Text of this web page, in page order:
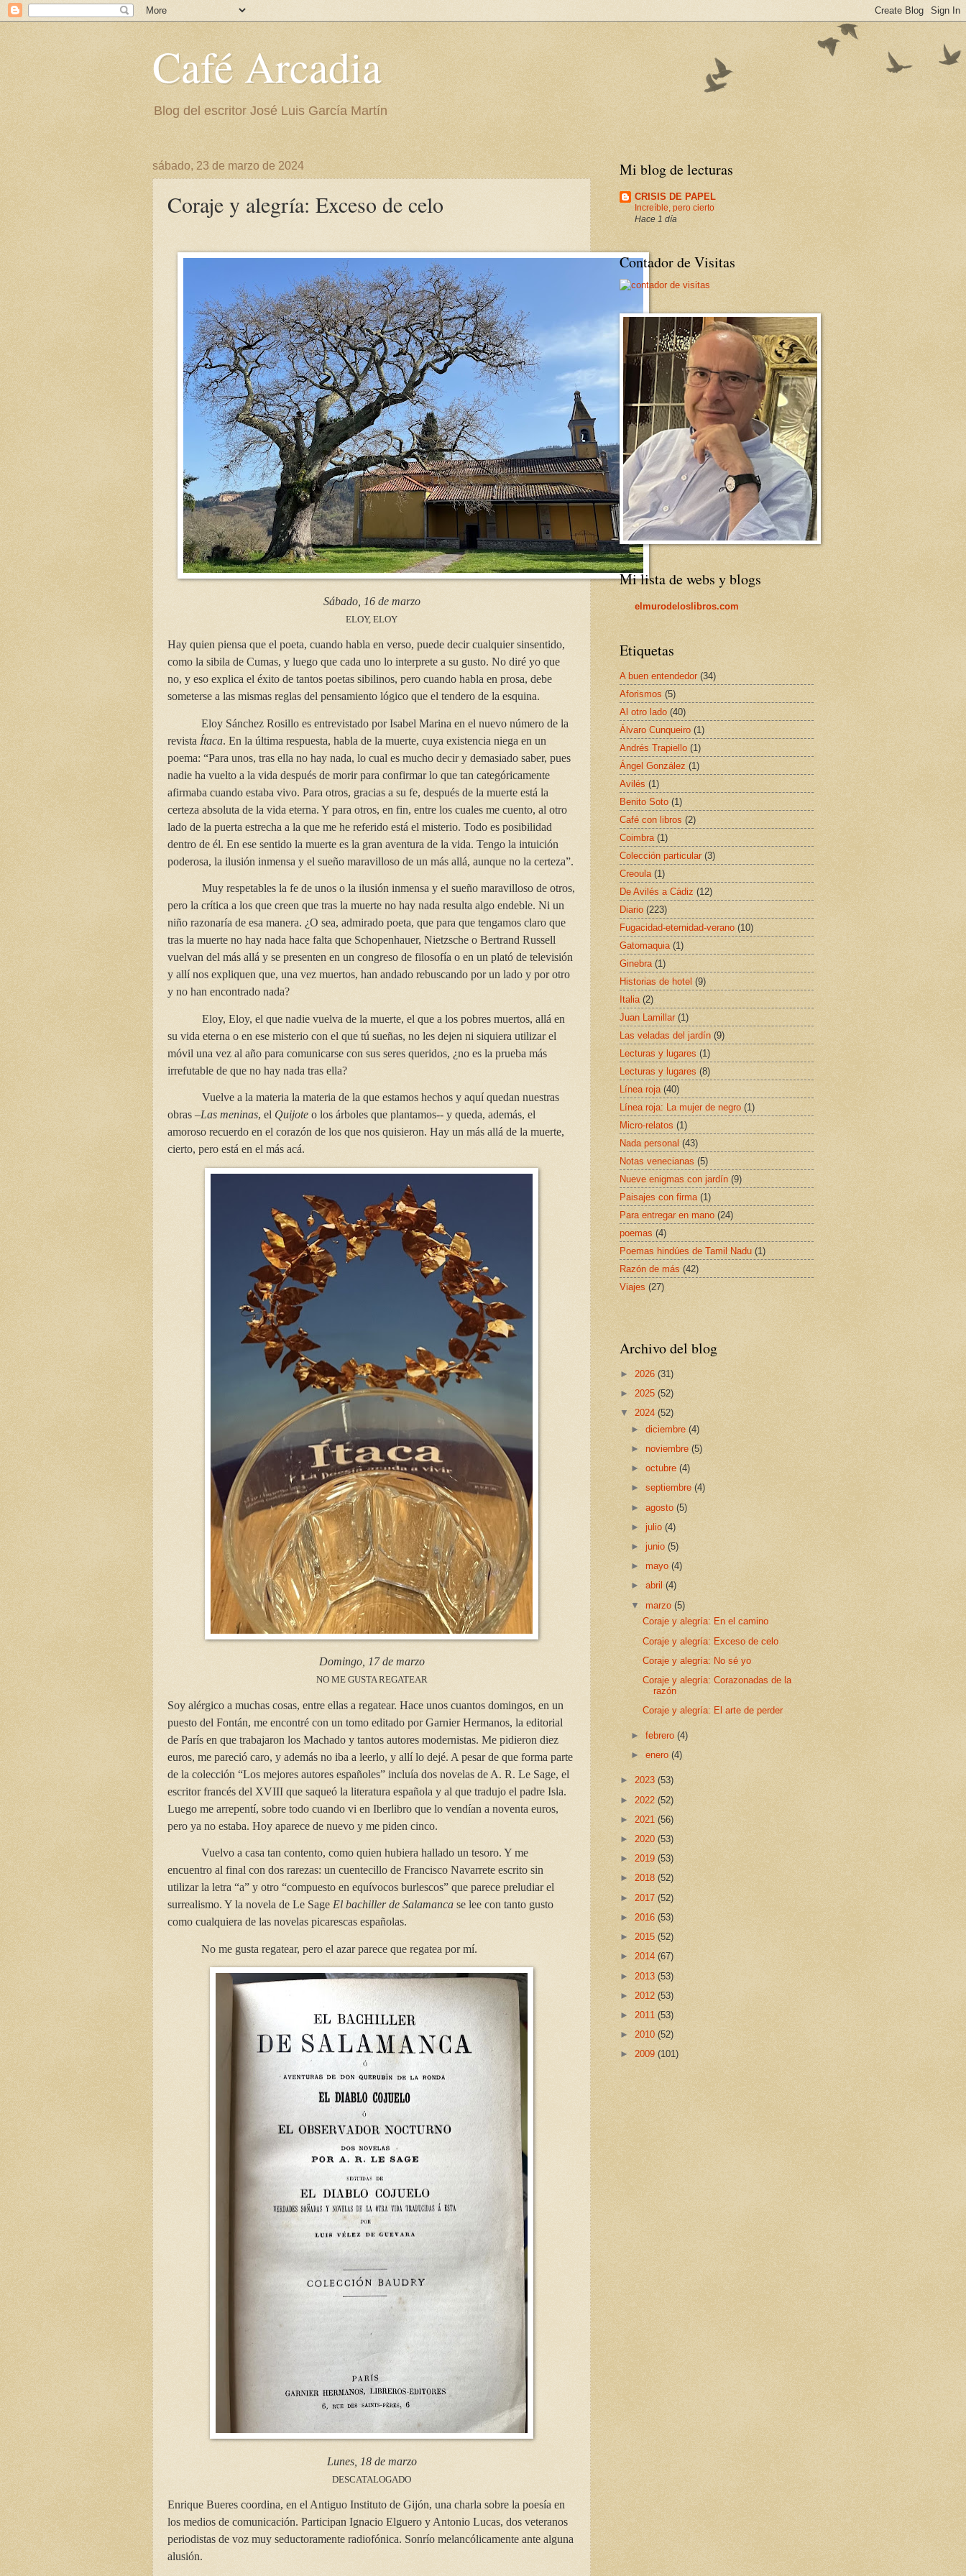
Café Arcadia
Blog del escritor José Luis García Martín
sábado, 23 de marzo de 2024
Coraje y alegría: Exceso de celo
Sábado, 16 de marzo
ELOY, ELOY
Hay quien piensa que el poeta, cuando habla en verso, puede decir cualquier sinsentido,
como la sibila de Cumas, y luego que cada uno lo interprete a su gusto. No diré yo que
no, y eso explica el éxito de tantos poetas sibilinos, pero cuando habla en prosa, debe
someterse a las mismas reglas del pensamiento lógico que el tendero de la esquina.
Eloy Sánchez Rosillo es entrevistado por Isabel Marina en el nuevo número de la
revista Ítaca. En la última respuesta, habla de la muerte, cuya existencia niega en un
poema: “Para unos, tras ella no hay nada, lo cual es mucho decir y demasiado saber, pues
nadie ha vuelto a la vida después de morir para confirmar lo que tan categóricamente
afirmaba cuando estaba vivo. Para otros, gracias a su fe, después de la muerte está la
certeza absoluta de la vida eterna. Y para otros, en fin, entre los cuales me cuento, al otro
lado de la puerta estrecha a la que me he referido está el misterio. Todo es posibilidad
dentro de él. En ese sentido la muerte es la gran aventura de la vida. Tengo la intuición
poderosa, la ilusión inmensa y el sueño maravilloso de un más allá, aunque no la certeza”.
Muy respetables la fe de unos o la ilusión inmensa y el sueño maravilloso de otros,
pero la crítica a los que creen que tras la muerte no hay nada resulta algo endeble. Ni un
niño razonaría de esa manera. ¿O sea, admirado poeta, que para que tengamos claro que
tras la muerte no hay nada hace falta que Schopenhauer, Nietzsche o Bertrand Russell
vuelvan del más allá y se presenten en un congreso de filosofía o en un plató de televisión
y allí nos expliquen que, una vez muertos, han andado rebuscando por un lado y por otro
y no han encontrado nada?
Eloy, Eloy, el que nadie vuelva de la muerte, el que a los pobres muertos, allá en
su vida eterna o en ese misterio con el que tú sueñas, no les dejen ni siquiera utilizar el
móvil una vez al año para comunicarse con sus seres queridos, ¿no es la prueba más
irrefutable de que no hay nada tras ella?
Vuelve a la materia la materia de la que estamos hechos y aquí quedan nuestras
obras –Las meninas, el Quijote o los árboles que plantamos-- y queda, además, el
amoroso recuerdo en el corazón de los que nos quisieron. Hay un más allá de la muerte,
cierto, pero está en el más acá.
Domingo, 17 de marzo
NO ME GUSTA REGATEAR
Soy alérgico a muchas cosas, entre ellas a regatear. Hace unos cuantos domingos, en un
puesto del Fontán, me encontré con un tomo editado por Garnier Hermanos, la editorial
de París en que trabajaron los Machado y tantos autores modernistas. Me pidieron diez
euros, me pareció caro, y además no iba a leerlo, y allí lo dejé. A pesar de que forma parte
de la colección “Los mejores autores españoles” incluía dos novelas de A. R. Le Sage, el
escritor francés del XVIII que saqueó la literatura española y al que tradujo el padre Isla.
Luego me arrepentí, sobre todo cuando vi en Iberlibro que lo vendían a noventa euros,
pero ya no estaba. Hoy aparece de nuevo y me piden cinco.
Vuelvo a casa tan contento, como quien hubiera hallado un tesoro. Y me
encuentro al final con dos rarezas: un cuentecillo de Francisco Navarrete escrito sin
utilizar la letra “a” y otro “compuesto en equívocos burlescos” que parece preludiar el
surrealismo. Y la novela de Le Sage El bachiller de Salamanca se lee con tanto gusto
como cualquiera de las novelas picarescas españolas.
No me gusta regatear, pero el azar parece que regatea por mí.
Lunes, 18 de marzo
DESCATALOGADO
Enrique Bueres coordina, en el Antiguo Instituto de Gijón, una charla sobre la poesía en
los medios de comunicación. Participan Ignacio Elguero y Antonio Lucas, dos veteranos
periodistas de voz muy seductoramente radiofónica. Sonrío melancólicamente ante alguna
alusión.
Mi blog de lecturas
CRISIS DE PAPEL
Increíble, pero cierto
Hace 1 día
Contador de Visitas
Mi lista de webs y blogs
elmurodeloslibros.com
Etiquetas
A buen entendedor (34)
Aforismos (5)
Al otro lado (40)
Álvaro Cunqueiro (1)
Andrés Trapiello (1)
Ángel González (1)
Avilés (1)
Benito Soto (1)
Café con libros (2)
Coimbra (1)
Colección particular (3)
Creoula (1)
De Avilés a Cádiz (12)
Diario (223)
Fugacidad-eternidad-verano (10)
Gatomaquia (1)
Ginebra (1)
Historias de hotel (9)
Italia (2)
Juan Lamillar (1)
Las veladas del jardín (9)
Lecturas y lugares (1)
Lecturas y lugares (8)
Línea roja (40)
Línea roja: La mujer de negro (1)
Micro-relatos (1)
Nada personal (43)
Notas venecianas (5)
Nueve enigmas con jardín (9)
Paisajes con firma (1)
Para entregar en mano (24)
poemas (4)
Poemas hindúes de Tamil Nadu (1)
Razón de más (42)
Viajes (27)
Archivo del blog
► 2026 (31)
► 2025 (52)
▼ 2024 (52)
►diciembre(4)
►noviembre(5)
►octubre(4)
►septiembre(4)
►agosto(5)
►julio(4)
► junio(5)
►mayo(4)
►abril(4)
▼marzo(5)
Coraje y alegría: En el camino
Coraje y alegría: Exceso de celo
Coraje y alegría: No sé yo
Coraje y alegría: Corazonadas de la
razón
Coraje y alegría: El arte de perder
►febrero(4)
►enero(4)
► 2023 (53)
► 2022 (52)
► 2021 (56)
► 2020 (53)
► 2019 (53)
► 2018 (52)
► 2017 (52)
► 2016 (53)
► 2015 (52)
► 2014 (67)
► 2013 (53)
► 2012 (53)
► 2011 (53)
► 2010 (52)
► 2009 (101)